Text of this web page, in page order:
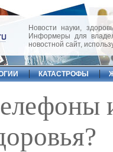
Новости науки,
Информеры для
новостной сайт,
КАТАСТРОФЫ